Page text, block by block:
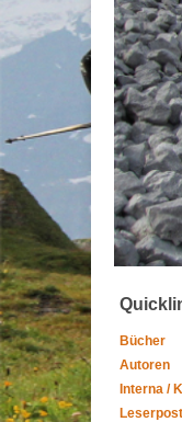
Bücher
Autoren
Interna /
Leserpost